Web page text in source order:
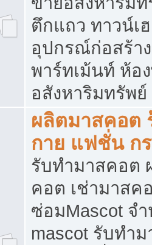
ตึกแถว ทาวน์เ
อุปกรณ์ก่อสร้า
พาร์ทเม้นท์ ห้อ
อสังหาริมทรัพ
ผลิตมาสคอต
กาย แฟชั่น กร
รับทำมาสคอต
คอต เช่ามาสค
ซ่อมMascot จ
mascot รับทำ